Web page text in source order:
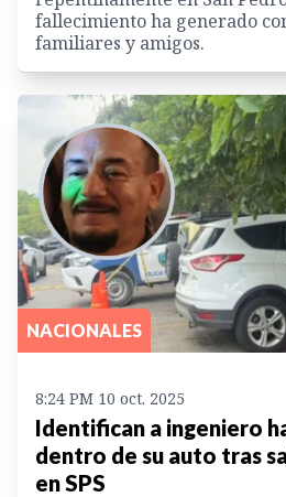
fallecimiento ha generado
familiares y amigos.
NACIONALES
8:24 PM 10 oct. 2025
Identifican a ingeniero
dentro de su auto tras
en SPS